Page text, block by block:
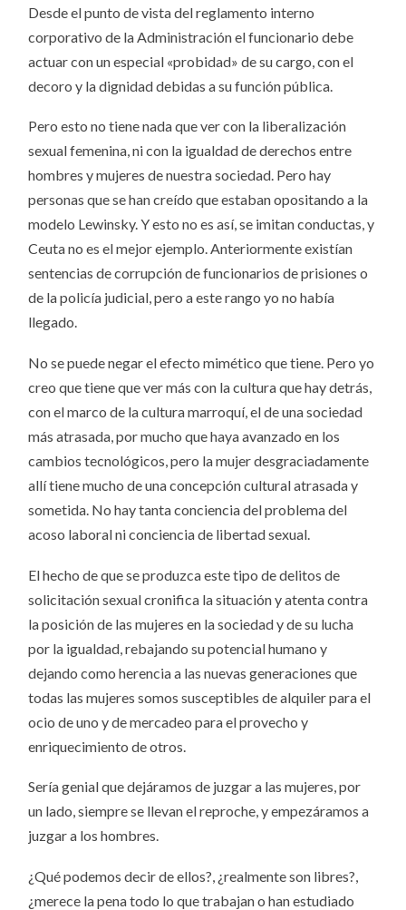
Desde el punto de vista del reglamento interno
corporativo de la Administración el funcionario debe
actuar con un especial «probidad» de su cargo, con el
decoro y la dignidad debidas a su función pública.
Pero esto no tiene nada que ver con la liberalización
sexual femenina, ni con la igualdad de derechos entre
hombres y mujeres de nuestra sociedad. Pero hay
personas que se han creído que estaban opositando a la
modelo Lewinsky. Y esto no es así, se imitan conductas, y
Ceuta no es el mejor ejemplo. Anteriormente existían
sentencias de corrupción de funcionarios de prisiones o
de la policía judicial, pero a este rango yo no había
llegado.
No se puede negar el efecto mimético que tiene. Pero yo
creo que tiene que ver más con la cultura que hay detrás,
con el marco de la cultura marroquí, el de una sociedad
más atrasada, por mucho que haya avanzado en los
cambios tecnológicos, pero la mujer desgraciadamente
allí tiene mucho de una concepción cultural atrasada y
sometida. No hay tanta conciencia del problema del
acoso laboral ni conciencia de libertad sexual.
El hecho de que se produzca este tipo de delitos de
solicitación sexual cronifica la situación y atenta contra
la posición de las mujeres en la sociedad y de su lucha
por la igualdad, rebajando su potencial humano y
dejando como herencia a las nuevas generaciones que
todas las mujeres somos susceptibles de alquiler para el
ocio de uno y de mercadeo para el provecho y
enriquecimiento de otros.
Sería genial que dejáramos de juzgar a las mujeres, por
un lado, siempre se llevan el reproche, y empezáramos a
juzgar a los hombres.
¿Qué podemos decir de ellos?, ¿realmente son libres?,
¿merece la pena todo lo que trabajan o han estudiado